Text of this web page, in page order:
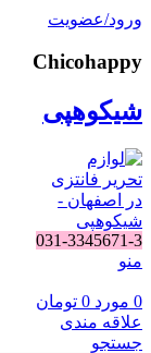
ورود/عضویت
Chicohappy
شیکوهپی
031-3345671-3
منو
0 مورد 0 تومان
علاقه مندی
جستجو